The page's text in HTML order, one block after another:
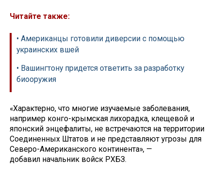
Читайте также:
• Американцы готовили диверсии с помощью
украинских вшей
• Вашингтону придется ответить за разработку
биооружия
«Характерно, что многие изучаемые заболевания,
например конго-крымская лихорадка, клещевой и
японский энцефалиты, не встречаются на территории
Соединенных Штатов и не представляют угрозы для
Северо-Американского континента», —
добавил начальник войск РХБЗ.